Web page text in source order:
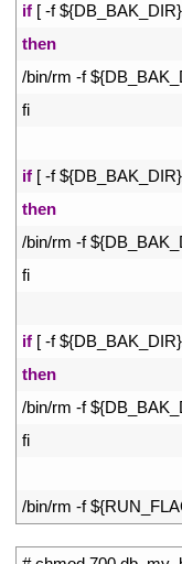
if [ -f ${DB_BAK_DIR}
then
/bin/rm -f ${
fi
if [ -f ${DB_BAK_DIR}
then
/bin/rm -f ${
fi
if [ -f ${DB_BAK_DIR}
then
/bin/rm -f ${
fi
/bin/rm -f ${